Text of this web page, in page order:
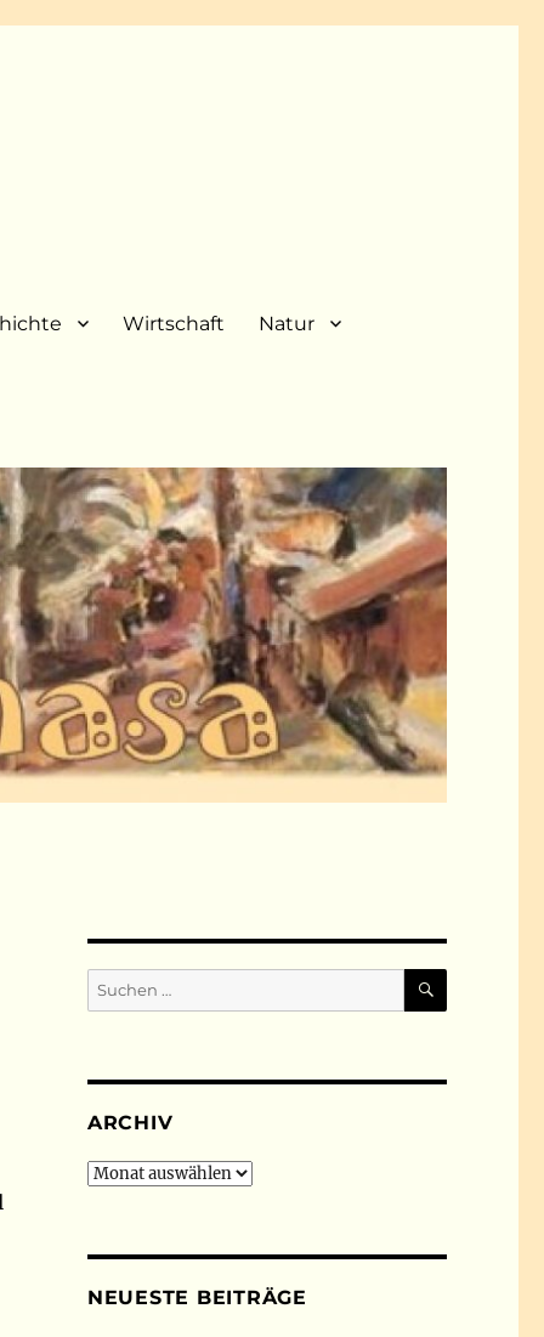
Wirtschaft Natur
Suchen
nach:
SUCHEN
ARCHIV
Archiv
NEUESTE BEITRÄGE